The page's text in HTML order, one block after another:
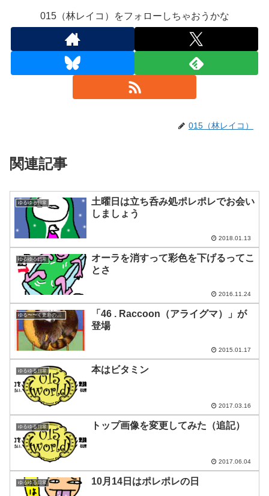
015（林レイコ）をフォローしちゃおうかな
015（林レイコ）
関連記事
ゆるゆる日常
土曜日は立ち呑み処ポレポレでお会い
しましょう
2018.01.13
ゆるゆる日常
オーラを消すって彩色を下げるってこ
とさ
2016.11.24
ゆる〜〜く更新の日めくり
「46 . Raccoon（アライグマ）」が
登場
2015.01.17
ゆるゆる日常 本はビタミン
2017.03.16
ゆるゆる日常 トップ画像を変更してみた（追記）
2017.06.04
ゆるゆる日常 10月14日はポレポレの日